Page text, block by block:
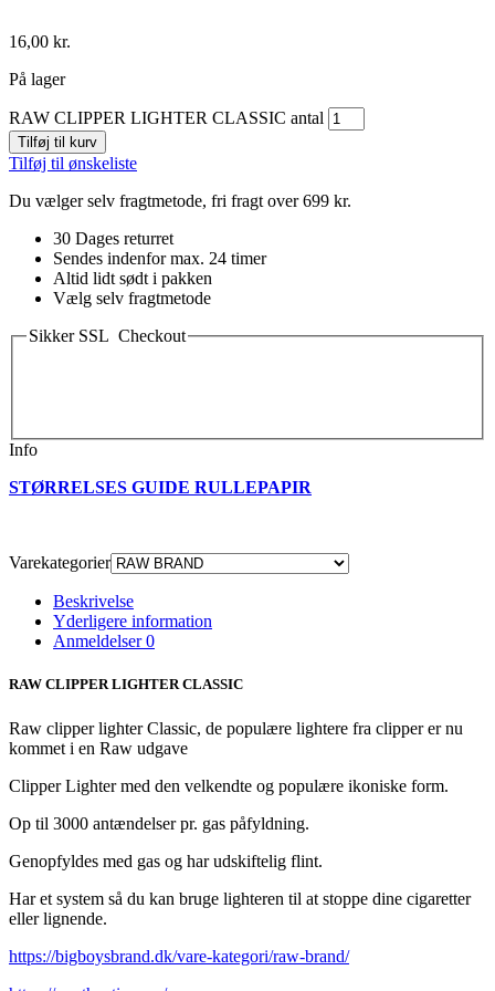
16,00 kr.
På lager
RAW CLIPPER LIGHTER CLASSIC antal
Tilføj til kurv
Tilføj til ønskeliste
Du vælger selv fragtmetode, fri fragt over 699 kr.
30 Dages returret
Sendes indenfor max. 24 timer
Altid lidt sødt i pakken
Vælg selv fragtmetode
Sikker SSL Checkout
Info
STØRRELSES GUIDE RULLEPAPIR
Varekategorier
Beskrivelse
Yderligere information
Anmeldelser0
RAW CLIPPER LIGHTER CLASSIC
Raw clipper lighter Classic, de populære lightere fra clipper er nu
kommet i en Raw udgave
Clipper Lighter med den velkendte og populære ikoniske form.
Op til 3000 antændelser pr. gas påfyldning.
Genopfyldes med gas og har udskiftelig flint.
Har et system så du kan bruge lighteren til at stoppe dine cigaretter
eller lignende.
https://bigboysbrand.dk/vare-kategori/raw-brand/